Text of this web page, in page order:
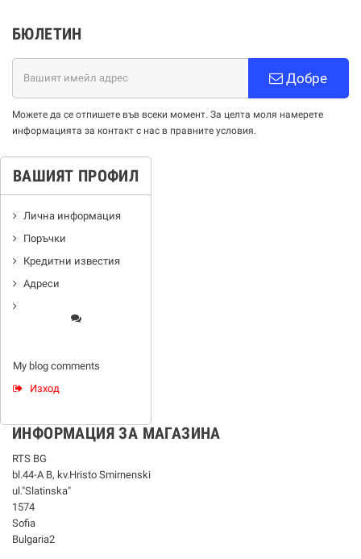
БЮЛЕТИН
Добре
Можете да се отпишете във всеки момент. За целта моля намерете
информацията за контакт с нас в правните условия.
ВАШИЯТ ПРОФИЛ
Лична информация
Поръчки
Кредитни известия
Адреси
My blog comments
Изход
ИНФОРМАЦИЯ ЗА МАГАЗИНА
RTS BG
bl.44-А В, kv.Hristo Smirnenski
ul."Slatinska"
1574
Sofia
Bulgaria2